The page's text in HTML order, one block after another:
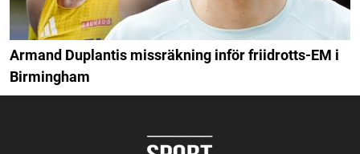
Armand Duplantis missräkning inför friidrotts-EM i
Birmingham